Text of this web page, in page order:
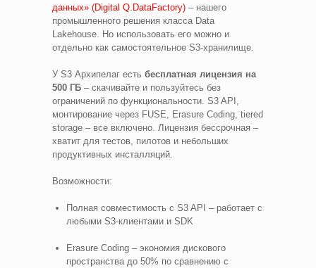
данных» (Digital Q.DataFactory) – нашего
промышленного решения класса Data
Lakehouse. Но использовать его можно и
отдельно как самостоятельное S3-хранилище.
У S3 Архипелаг есть бесплатная лицензия на
500 ГБ – скачивайте и пользуйтесь без
ограничений по функциональности. S3 API,
монтирование через FUSE, Erasure Coding, tiered
storage – все включено. Лицензия бессрочная –
хватит для тестов, пилотов и небольших
продуктивных инсталляций.
Возможности:
Полная совместимость с S3 API – работает с
любыми S3-клиентами и SDK
Erasure Coding – экономия дискового
пространства до 50% по сравнению с